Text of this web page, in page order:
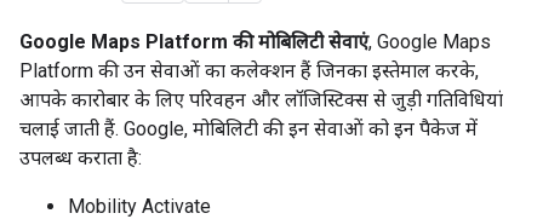
Google Maps Platform की मोबिलिटी सेवाएं, Google Maps
Platform की उन सेवाओं का कलेक्शन हैं जिनका इस्तेमाल करके,
आपके कारोबार के लिए परिवहन और लॉजिस्टिक्स से जुड़ी गतिविधियां
चलाई जाती हैं. Google, मोबिलिटी की इन सेवाओं को इन पैकेज में
उपलब्ध कराता है:
Mobility Activate